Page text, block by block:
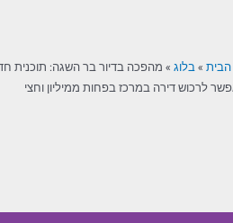
» בלוג» מהפכה בדיור בר השגה: תוכנית
לרכוש דירה במרכז בפחות ממיליון וחצי